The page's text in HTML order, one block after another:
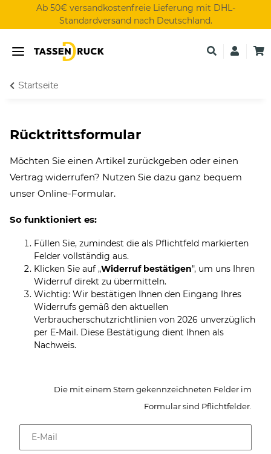
Ab 50€ versandkostenfreie Lieferung mit DHL-
Standardversand nach Deutschland.
Startseite
Rücktrittsformular
Möchten Sie einen Artikel zurückgeben oder einen
Vertrag widerrufen? Nutzen Sie dazu ganz bequem
unser Online-Formular.
So funktioniert es:
Füllen Sie, zumindest die als Pflichtfeld markierten
Felder vollständig aus.
Klicken Sie auf „Widerruf bestätigen", um uns Ihren
Widerruf direkt zu übermitteln.
Wichtig: Wir bestätigen Ihnen den Eingang Ihres
Widerrufs gemäß den aktuellen
Verbraucherschutzrichtlinien von 2026 unverzüglich
per E-Mail. Diese Bestätigung dient Ihnen als
Nachweis.
Die mit einem Stern gekennzeichneten Felder im
Formular sind Pflichtfelder.
E-Mail